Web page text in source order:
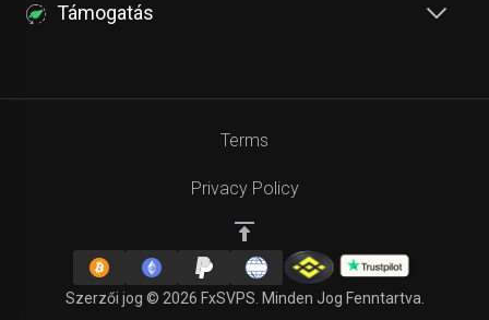
Támogatás
Szerzői jog © 2026 FxSVPS. Minden Jog Fenntartva.
Terms
Privacy Policy